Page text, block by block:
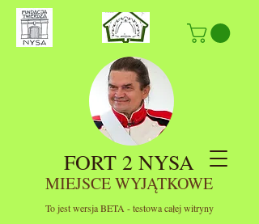
FORT 2 NYSA
MIEJSCE WYJĄTKOWE
To jest wersja BETA - testowa całej witryny